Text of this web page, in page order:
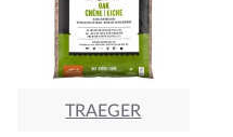
TRAEGER